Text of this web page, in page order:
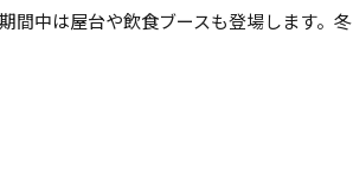
間中は屋台や飲食ブースも登場します。冬